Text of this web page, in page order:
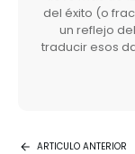
del éxito (o
un reflejo
traducir esos
ARTICULO ANTERIOR